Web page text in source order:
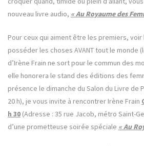
nouveau livre audio, « Au Royaume des
Pour ceux qui aiment être les premiers,
posséder les choses AVANT tout le monde
d’Irène Frain ne sort pour le commun des
elle honorera le stand des éditions des
présence le dimanche du Salon du Livre de
20 h), je vous invite à rencontrer Irène Frain
h 30 (Adresse : 35 rue Jacob, métro Saint-
d’une prometteuse soirée spéciale « Au